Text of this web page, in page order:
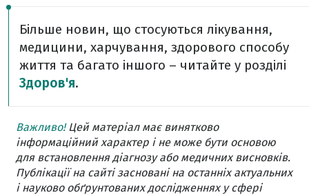
Більше новин, що стосуються лікування,
медицини, харчування, здорового способу
життя та багато іншого – читайте у розділі
Здоров'я.
Важливо!Цей матеріал має винятково
інформаційний характер і не може бути основою
для встановлення діагнозу або медичних висновків.
Публікації на сайті засновані на останніх актуальних
і науково обґрунтованих дослідженнях у сфері